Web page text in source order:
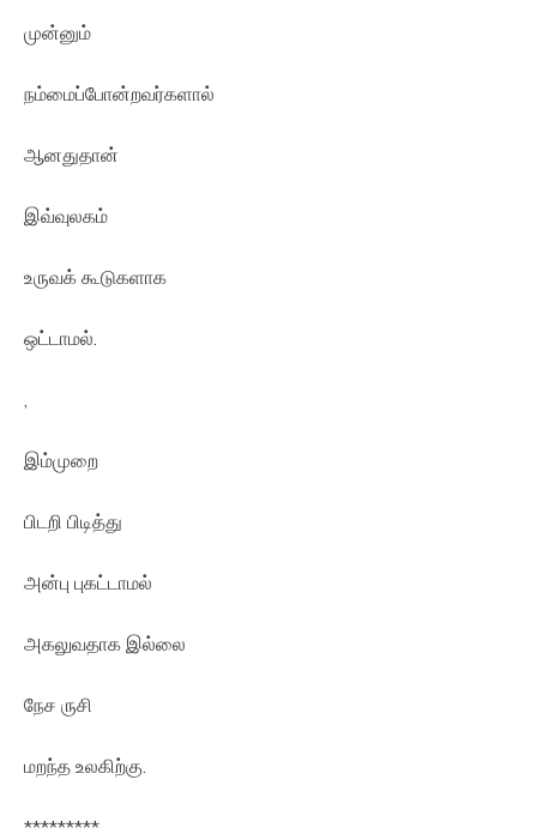
முன்னும்
நம்மைப்போன்றவர்களால்
ஆனதுதான்
இவ்வுலகம்
உருவக் கூடுகளாக
ஒட்டாமல்.
இம்முறை
பிடறி பிடித்து
அன்பு புகட்டாமல்
அகலுவதாக இல்லை
நேச ருசி
மறந்த உலகிற்கு.
*********